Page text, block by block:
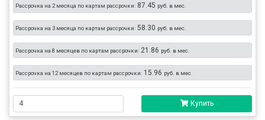
Рассрочка на 2 месяца по картам рассрочки: 87.45 руб. в мес.
Рассрочка на 3 месяца по картам рассрочки: 58.30 руб. в мес.
Рассрочка на 8 месяцев по картам рассрочки: 21.86 руб. в мес.
Рассрочка на 12 месяцев по картам рассрочки: 15.96 руб. в мес.
Купить